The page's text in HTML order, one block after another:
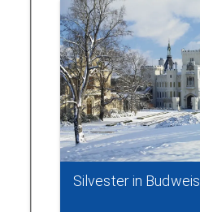
Silvester in Budweis